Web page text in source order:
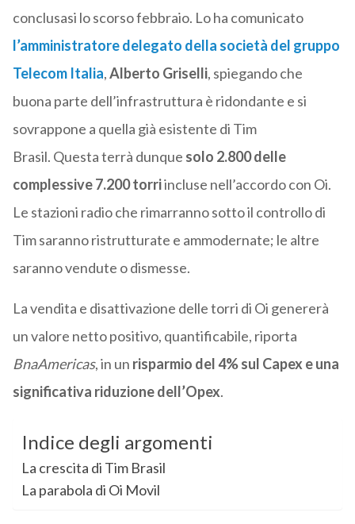
conclusasi lo scorso febbraio. Lo ha comunicato
l’amministratore delegato della società del gruppo
Telecom Italia,Alberto Griselli, spiegando che
buona parte dell’infrastruttura è ridondante e si
sovrappone a quella già esistente di Tim
Brasil. Questa terrà dunque solo 2.800 delle
complessive 7.200 torriincluse nell’accordo con Oi.
Le stazioni radio che rimarranno sotto il controllo di
Tim saranno ristrutturate e ammodernate; le altre
saranno vendute o dismesse.
La vendita e disattivazione delle torri di Oi genererà
un valore netto positivo, quantificabile, riporta
BnaAmericas, in un risparmio del 4% sul Capex e una
significativa riduzione dell’Opex.
Indice degli argomenti
La crescita di Tim Brasil
La parabola di Oi Movil